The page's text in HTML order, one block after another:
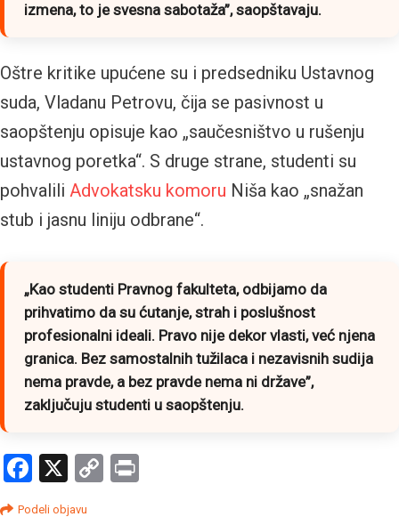
izmena, to je svesna sabotaža”, saopštavaju.
Oštre kritike upućene su i predsedniku Ustavnog
suda, Vladanu Petrovu, čija se pasivnost u
saopštenju opisuje kao „saučesništvo u rušenju
ustavnog poretka“. S druge strane, studenti su
pohvalili Advokatsku komoru Niša kao „snažan
stub i jasnu liniju odbrane“.
„Kao studenti Pravnog fakulteta, odbijamo da
prihvatimo da su ćutanje, strah i poslušnost
profesionalni ideali. Pravo nije dekor vlasti, već njena
granica. Bez samostalnih tužilaca i nezavisnih sudija
nema pravde, a bez pravde nema ni države”,
zaključuju studenti u saopštenju.
Facebook
X
Copy
Podeli objavu